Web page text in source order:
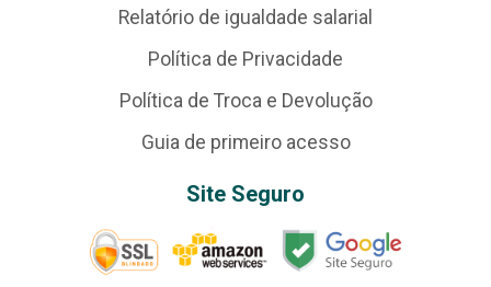
Relatório de igualdade salarial
Política de Privacidade
Política de Troca e Devolução
Guia de primeiro acesso
Site Seguro